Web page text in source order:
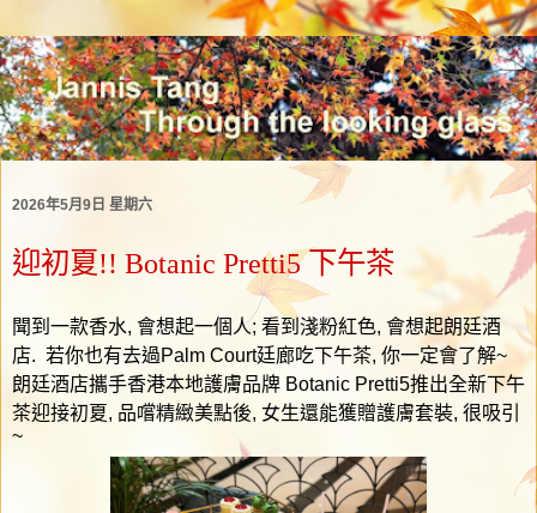
2026年5月9日 星期六
迎初夏!! Botanic Pretti5 下午茶
聞到一款香水, 會想起一個人; 看到淺粉紅色, 會想起朗廷酒
店. 若你也有去過Palm Court廷廊吃下午茶, 你一定會了解~
朗廷酒店攜手香港本地護膚品牌 Botanic Pretti5推出全新下午
茶迎接初夏, 品嚐精緻美點後, 女生還能獲贈護膚套裝, 很吸引
~